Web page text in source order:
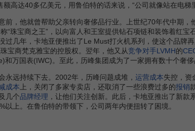
额高达40多亿美元，用鲁伯特的话来说，“公司就像站在电
，他就曾帮助父亲转向奢侈品行业。上世纪70年代中期，
“珠宝商之王”，以向富人和王室提供钻石项链和装饰着红
过几年，卡地亚便推出了Le Must打火机系列，使这个品牌
宝商梵克雅宝的控股权。翌年，他又从竞争对手LVMH的
万国表(IWC)。至此，历峰集团成为了一家拥有数十个奢侈
远持续下去。2002年，历峰问题成堆， 运营成本失控，资
成本 上，关闭了多家专卖店，还取消了一些浪费过多的报销
几个品牌经理 ，让他们关注创新。此后，卡地亚推出了新
以上。在鲁伯特的带领下，公司两年内便扭转了困境。